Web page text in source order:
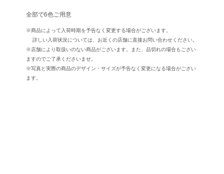
全部で6色ご用意
※商品によって入荷時期を予告なく変更する場合がございます。
詳しい入荷状況については、お近くの店舗に直接お問い合わせください。
※店舗により取扱いのない商品がございます。また、品切れの場合もござい
ますのでご了承くださいませ。
※写真と実際の商品のデザイン・サイズが予告なく変更になる場合がござい
ます。